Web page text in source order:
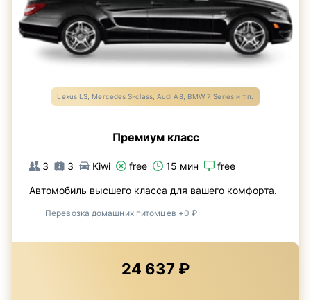
Lexus LS, Mercedes S-class, Audi A8, BMW 7 Series и т.п.
Премиум класс
3 3 Kiwi free 15 мин free
Автомобиль высшего класса для вашего комфорта.
Перевозка домашних питомцев +0 ₽
24 637 ₽